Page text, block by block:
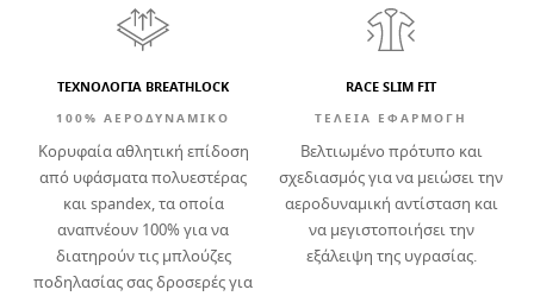
ΤΕΧΝΟΛΟΓΙΑ BREATHLOCK
100% ΑΕΡΟΔΥΝΑΜΙΚΟ
Κορυφαία αθλητική επίδοση
από υφάσματα πολυεστέρας
και spandex, τα οποία
αναπνέουν 100% για να
διατηρούν τις μπλούζες
ποδηλασίας σας δροσερές για
RACE SLIM FIT
ΤΕΛΕΙΑ ΕΦΑΡΜΟΓΗ
Βελτιωμένο πρότυπο και
σχεδιασμός για να μειώσει την
αεροδυναμική αντίσταση και
να μεγιστοποιήσει την
εξάλειψη της υγρασίας.